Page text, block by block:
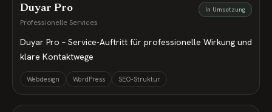
Duyar Pro
Professionelle Services
In Umsetzung
Duyar Pro – Service-Auftritt für professionelle Wirkung und
klare Kontaktwege
Webdesign WordPress SEO-Struktur